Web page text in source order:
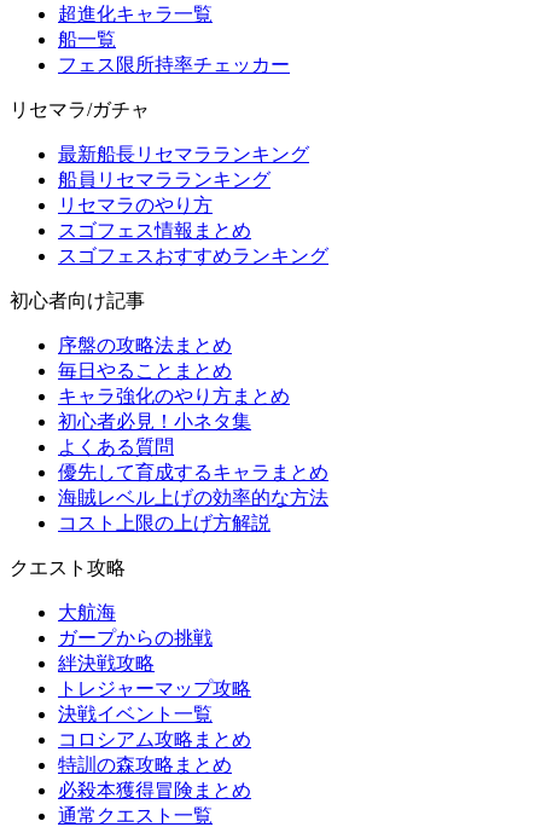
超進化キャラ一覧
船一覧
フェス限所持率チェッカー
リセマラ/ガチャ
最新船長リセマラランキング
船員リセマラランキング
リセマラのやり方
スゴフェス情報まとめ
スゴフェスおすすめランキング
初心者向け記事
序盤の攻略法まとめ
毎日やることまとめ
キャラ強化のやり方まとめ
初心者必見！小ネタ集
よくある質問
優先して育成するキャラまとめ
海賊レベル上げの効率的な方法
コスト上限の上げ方解説
クエスト攻略
大航海
ガープからの挑戦
絆決戦攻略
トレジャーマップ攻略
決戦イベント一覧
コロシアム攻略まとめ
特訓の森攻略まとめ
必殺本獲得冒険まとめ
通常クエスト一覧